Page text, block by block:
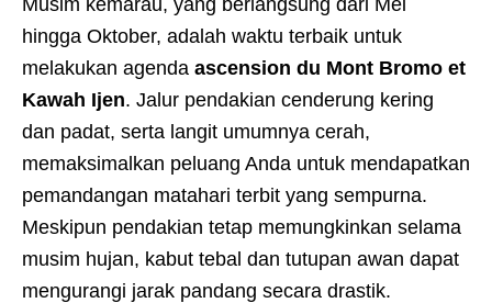
Musim kemarau, yang berlangsung dari Mei
hingga Oktober, adalah waktu terbaik untuk
melakukan agenda ascension du Mont Bromo et
Kawah Ijen. Jalur pendakian cenderung kering
dan padat, serta langit umumnya cerah,
memaksimalkan peluang Anda untuk mendapatkan
pemandangan matahari terbit yang sempurna.
Meskipun pendakian tetap memungkinkan selama
musim hujan, kabut tebal dan tutupan awan dapat
mengurangi jarak pandang secara drastik.